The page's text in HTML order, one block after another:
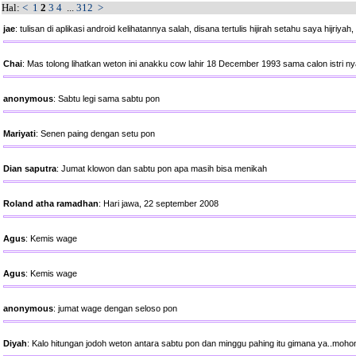
Hal: < 1 2 3 4 ... 312 >
jae: tulisan di aplikasi android kelihatannya salah, disana tertulis hijirah setahu saya
Chai: Mas tolong lihatkan weton ini anakku cow lahir 18 December 1993 sama calon istri
anonymous: Sabtu legi sama sabtu pon
Mariyati: Senen paing dengan setu pon
Dian saputra: Jumat klowon dan sabtu pon apa masih bisa menikah
Roland atha ramadhan: Hari jawa, 22 september 2008
Agus: Kemis wage
Agus: Kemis wage
anonymous: jumat wage dengan seloso pon
Diyah: Kalo hitungan jodoh weton antara sabtu pon dan minggu pahing itu gimana